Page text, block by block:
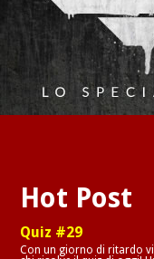
Hot Post
Quiz #29
Con un giorno di ritardo